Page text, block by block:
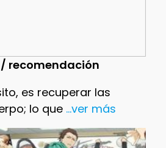
recomendación
es recuperar las
lo que...ver más